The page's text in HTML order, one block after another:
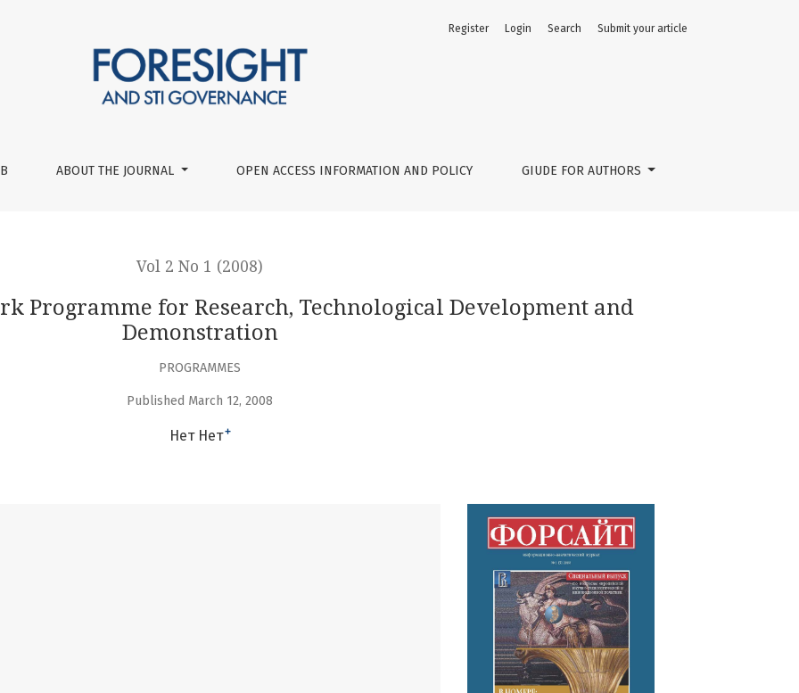
Technological Development and Demonstration
ABOUT THE JOURNAL OPEN ACCESS INFORMATION AND POLICY GIUDE FOR AUTHORS
Register Login Search Submit your article
Vol 2 No 1 (2008)
Programme for Research, Technological Development and
Demonstration
PROGRAMMES
Published March 12, 2008
Нет Нет+